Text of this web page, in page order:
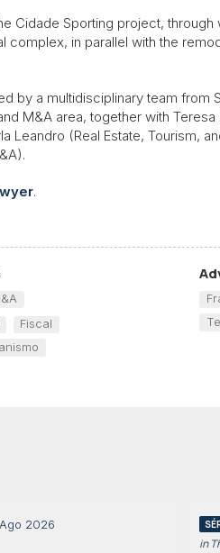
Cidade Sporting project,
complex, in parallel with the
by a multidisciplinary team from
M&A area, together with
Leandro (Real Estate, Tourism,
.
Fiscal
2026
in